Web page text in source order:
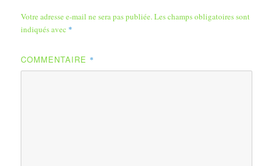
Votre adresse e-mail ne sera pas publiée.Les champs obligatoires sont
indiqués avec *
COMMENTAIRE *